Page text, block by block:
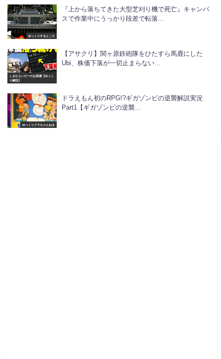
ゆっくりするところ
『上から落ちてきた大型芝刈り機で死亡』キャンパ
スで作業中にうっかり段差で転落…
しまむらいだーのお部屋【ゆっく
り解説】
【アサクリ】関ヶ原鉄砲隊をひたすら馬鹿にした
Ubi、株価下落が一切止まらない…
ゆっくりドラちゃんねる
ドラえもん初のRPG!?ギガゾンビの逆襲解説実況
Part1【ギガゾンビの逆襲…